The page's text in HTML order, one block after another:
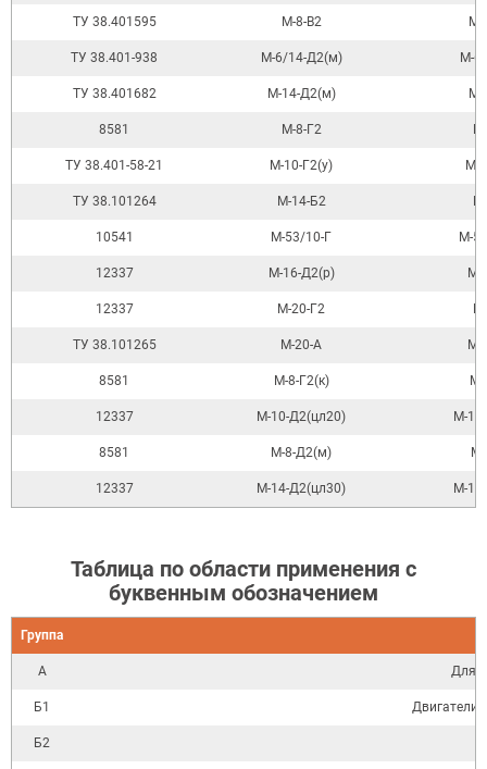
ТУ 38.401595 М-8-В2 М-
ТУ 38.401-938 М-6/14-Д2(м) М-
ТУ 38.401682 М-14-Д2(м)
8581 М-8-Г2
ТУ 38.401-58-21 М-10-Г2(у) М-
ТУ 38.101264 М-14-Б2
10541 М-53/10-Г М-
12337 М-16-Д2(р) М-
12337 М-20-Г2
ТУ 38.101265 М-20-А
8581 М-8-Г2(к) М-
12337 М-10-Д2(цл20) М-
8581 М-8-Д2(м)
12337 М-14-Д2(цл30) М-
Таблица по области применения с
буквенным обозначением
Группа
А Для
Б1 Двигатели
Б2